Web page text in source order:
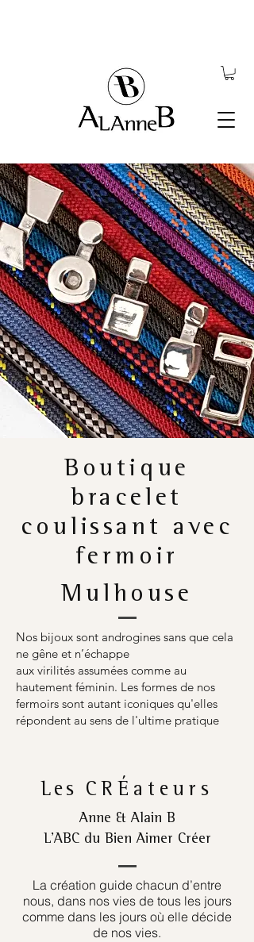
Boutique
bracelet
coulissant avec
fermoir
Mulhouse
Nos bijoux sont androgines sans que cela
ne gêne et n’échappe
aux virilités assumées comme au
hautement féminin. Les formes de nos
fermoirs sont autant iconiques qu'elles
répondent au sens de l'ultime pratique
Les CRÉateurs
Anne & Alain B
L’ABC du Bien Aimer Créer
La création guide chacun d’entre
nous, dans nos vies de tous les jours
comme dans les jours où elle décide
de nos vies.